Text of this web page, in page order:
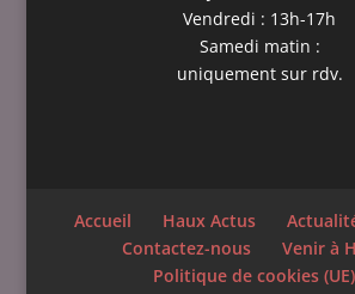
Vendredi : 13h-17h
Samedi matin :
uniquement sur rdv.
Accueil Haux Actus
Contactez-nous
Venir à
Politique de cookies (UE)